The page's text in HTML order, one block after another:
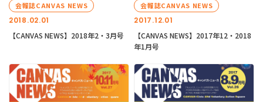
2018.02.01
会報誌CANVAS NEWS
【CANVAS NEWS】2018年2・3月号
2017.12.01
会報誌CANVAS NEWS
【CANVAS NEWS】2017年12・2018
年1月号